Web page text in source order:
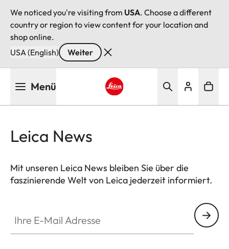
We noticed you're visiting from USA. Choose a different
country or region to view content for your location and
shop online.
USA (English)
Weiter
Menü
Leica News
Mit unseren Leica News bleiben Sie über die
faszinierende Welt von Leica jederzeit informiert.